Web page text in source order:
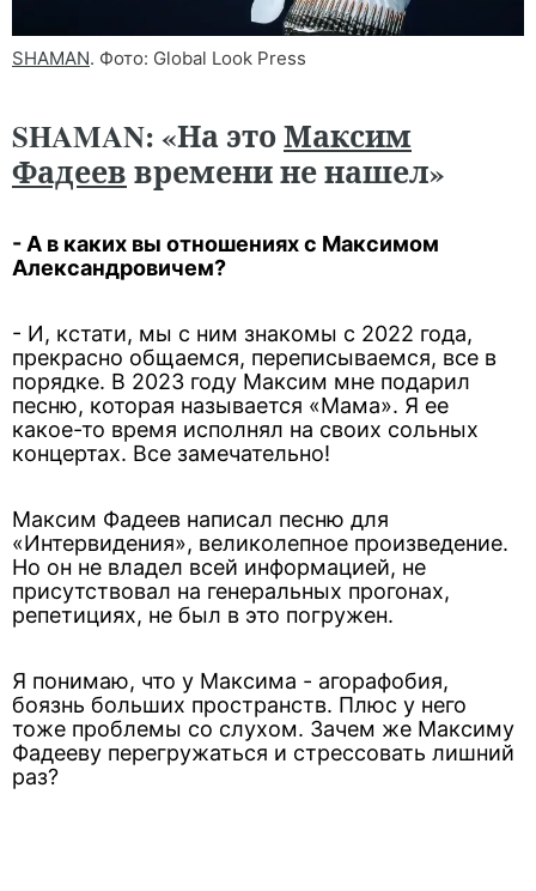
SHAMAN. Фото: Global Look Press
SHAMAN: «На этоМаксим
Фадееввремени не нашел»
- А в каких вы отношениях с Максимом
Александровичем?
- И, кстати, мы с ним знакомы с 2022 года,
прекрасно общаемся, переписываемся, все в
порядке. В 2023 году Максим мне подарил
песню, которая называется «Мама». Я ее
какое-то время исполнял на своих сольных
концертах. Все замечательно!
Максим Фадеев написал песню для
«Интервидения», великолепное произведение.
Но он не владел всей информацией, не
присутствовал на генеральных прогонах,
репетициях, не был в это погружен.
Я понимаю, что у Максима - агорафобия,
боязнь больших пространств. Плюс у него
тоже проблемы со слухом. Зачем же Максиму
Фадееву перегружаться и стрессовать лишний
раз?